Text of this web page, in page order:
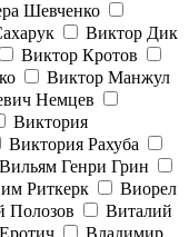
Шевченко
Виктор Дик
Виктор Кротов
Виктор Манжул
Немцев
Виктория
Виктория Рахуба
Вильям Генри Грин
Риткерк
Виорел
Полозов
Виталий